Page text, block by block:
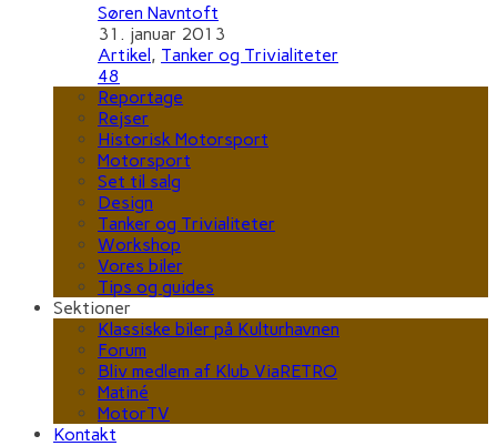
Søren Navntoft
31. januar 2013
Artikel, Tanker og Trivialiteter
48
Reportage
Rejser
Historisk Motorsport
Motorsport
Set til salg
Design
Tanker og Trivialiteter
Workshop
Vores biler
Tips og guides
Sektioner
Klassiske biler på Kulturhavnen
Forum
Bliv medlem af Klub ViaRETRO
Matiné
MotorTV
Kontakt